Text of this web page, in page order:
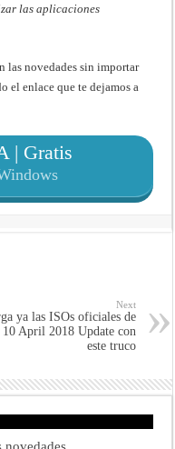
las aplicaciones
las novedades sin importar
el enlace que te dejamos a
| Gratis
Next
ya las ISOs oficiales de
April 2018 Update con
este truco
novedades